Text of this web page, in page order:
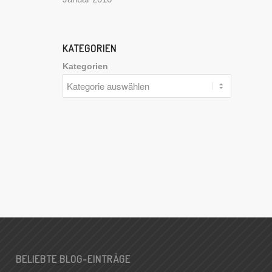
KATEGORIEN
Kategorien
BELIEBTE BLOG-EINTRÄGE